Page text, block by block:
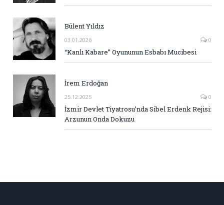
Bülent Yıldız
03.01.2026 0
“Kanlı Kabare” Oyununun Esbabı Mucibesi
İrem Erdoğan
25.12.2025 0
İzmir Devlet Tiyatrosu’nda Sibel Erdenk Rejisi:
Arzunun Onda Dokuzu